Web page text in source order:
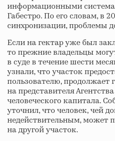
информационными
Габестро. По его словам, в
синхронизации, проблемы
Если на гектар уже был
то прежние владельцы
в суде в течение шести
узнали, что участок
пользователю, продолжает
на представителя
человеческого капитала.
уточнил, что человек, чей
недействительным, может
на другой участок.